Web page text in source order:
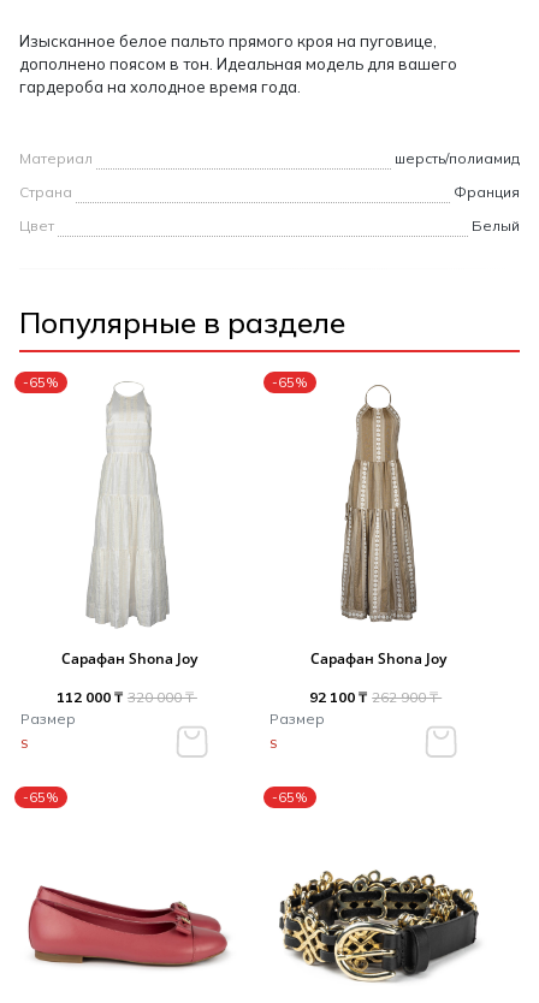
Изысканное белое пальто прямого кроя на пуговице,
дополнено поясом в тон. Идеальная модель для вашего
гардероба на холодное время года.
Материал
шерсть/полиамид
Страна
Франция
Цвет
Белый
Популярные в разделе
-65%
Сарафан Shona Joy
112 000 ₸ 320 000 ₸
Размер
S
-65%
Сарафан Shona Joy
92 100 ₸ 262 900 ₸
Размер
S
-65% -65%